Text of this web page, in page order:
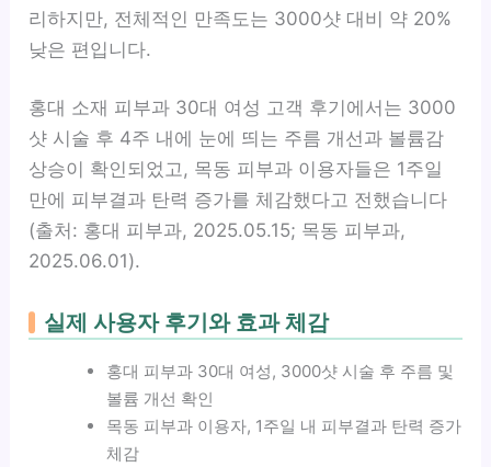
리하지만, 전체적인 만족도는 3000샷 대비 약 20%
낮은 편입니다.
홍대 소재 피부과 30대 여성 고객 후기에서는 3000
샷 시술 후 4주 내에 눈에 띄는 주름 개선과 볼륨감
상승이 확인되었고, 목동 피부과 이용자들은 1주일
만에 피부결과 탄력 증가를 체감했다고 전했습니다
(출처: 홍대 피부과, 2025.05.15; 목동 피부과,
2025.06.01).
실제 사용자 후기와 효과 체감
홍대 피부과 30대 여성, 3000샷 시술 후 주름 및
볼륨 개선 확인
목동 피부과 이용자, 1주일 내 피부결과 탄력 증가
체감